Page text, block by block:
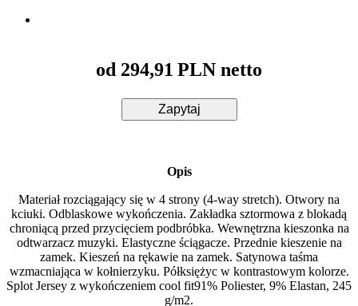
od 294,91 PLN netto
Zapytaj
Opis
Materiał rozciągający się w 4 strony (4-way stretch). Otwory na
kciuki. Odblaskowe wykończenia. Zakładka sztormowa z blokadą
chroniącą przed przycięciem podbróbka. Wewnętrzna kieszonka na
odtwarzacz muzyki. Elastyczne ściągacze. Przednie kieszenie na
zamek. Kieszeń na rękawie na zamek. Satynowa taśma
wzmacniająca w kołnierzyku. Półksiężyc w kontrastowym kolorze.
Splot Jersey z wykończeniem cool fit91% Poliester, 9% Elastan, 245
g/m2.